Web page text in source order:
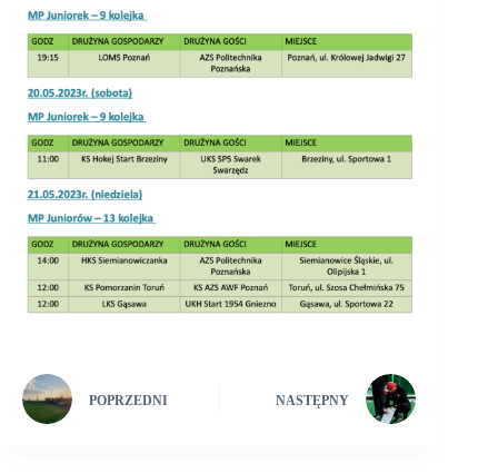
POPRZEDNI NASTĘPNY